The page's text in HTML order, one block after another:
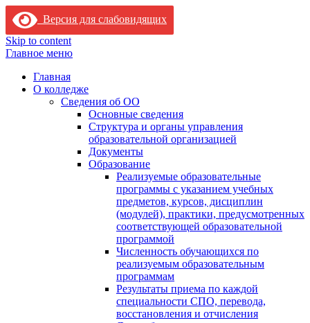
Версия для слабовидящих
Skip to content
Главное меню
Главная
О колледже
Сведения об ОО
Основные сведения
Структура и органы управления
образовательной организацией
Документы
Образование
Реализуемые образовательные
программы с указанием учебных
предметов, курсов, дисциплин
(модулей), практики, предусмотренных
соответствующей образовательной
программой
Численность обучающихся по
реализуемым образовательным
программам
Результаты приема по каждой
специальности СПО, перевода,
восстановления и отчисления